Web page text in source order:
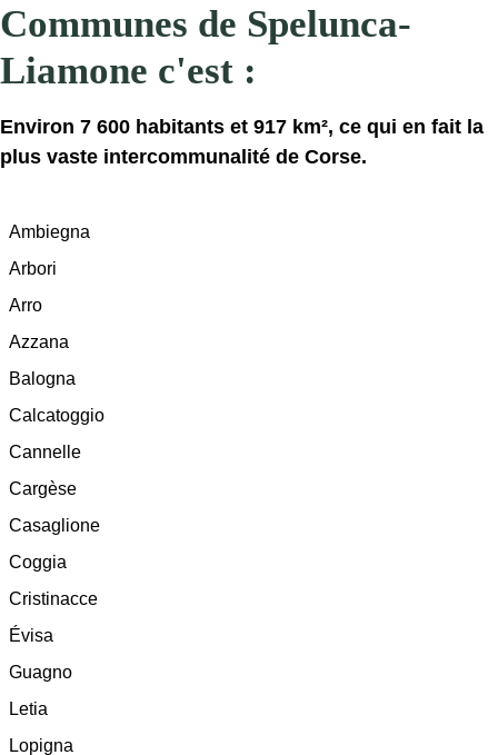
Communes de Spelunca-
Liamone c'est :
Environ 7 600 habitants et 917 km², ce qui en fait la
plus vaste intercommunalité de Corse.
Ambiegna
Arbori
Arro
Azzana
Balogna
Calcatoggio
Cannelle
Cargèse
Casaglione
Coggia
Cristinacce
Évisa
Guagno
Letia
Lopigna